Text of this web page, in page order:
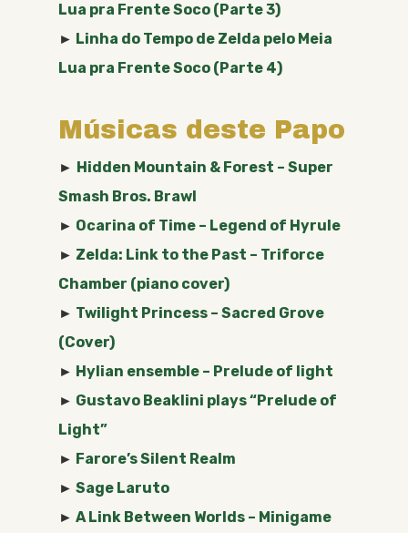
Lua pra Frente Soco (Parte 3)
► Linha do Tempo de Zelda pelo Meia
Lua pra Frente Soco (Parte 4)
Músicas deste Papo
► Hidden Mountain & Forest – Super
Smash Bros. Brawl
► Ocarina of Time – Legend of Hyrule
► Zelda: Link to the Past – Triforce
Chamber (piano cover)
► Twilight Princess – Sacred Grove
(Cover)
► Hylian ensemble – Prelude of light
► Gustavo Beaklini plays “Prelude of
Light”
► Farore’s Silent Realm
►Sage Laruto
►A Link Between Worlds – Minigame